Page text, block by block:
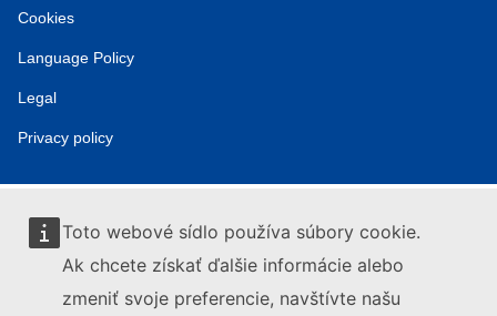
Toto webové sídlo používa súbory cookie.
Ak chcete získať ďalšie informácie alebo
zmeniť svoje preferencie, navštívte našu
Cookies
Language Policy
Legal
Privacy policy